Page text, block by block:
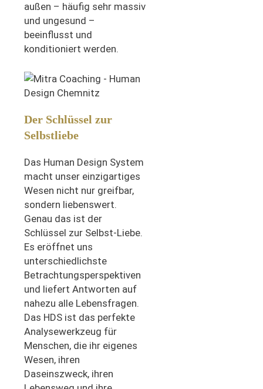
außen – häufig sehr massiv
und ungesund –
beeinflusst und
konditioniert werden.
Der Schlüssel zur
Selbstliebe
Das Human Design System
macht unser einzigartiges
Wesen nicht nur greifbar,
sondern liebenswert.
Genau das ist der
Schlüssel zur Selbst-Liebe.
Es eröffnet uns
unterschiedlichste
Betrachtungsperspektiven
und liefert Antworten auf
nahezu alle Lebensfragen.
Das HDS ist das perfekte
Analysewerkzeug für
Menschen, die ihr eigenes
Wesen, ihren
Daseinszweck, ihren